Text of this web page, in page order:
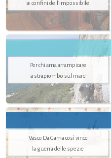
ai confini dell’impossibile
Per chi ama arrampicare
a strapiombo sul mare
Vasco Da Gama così vince
la guerra delle spezie